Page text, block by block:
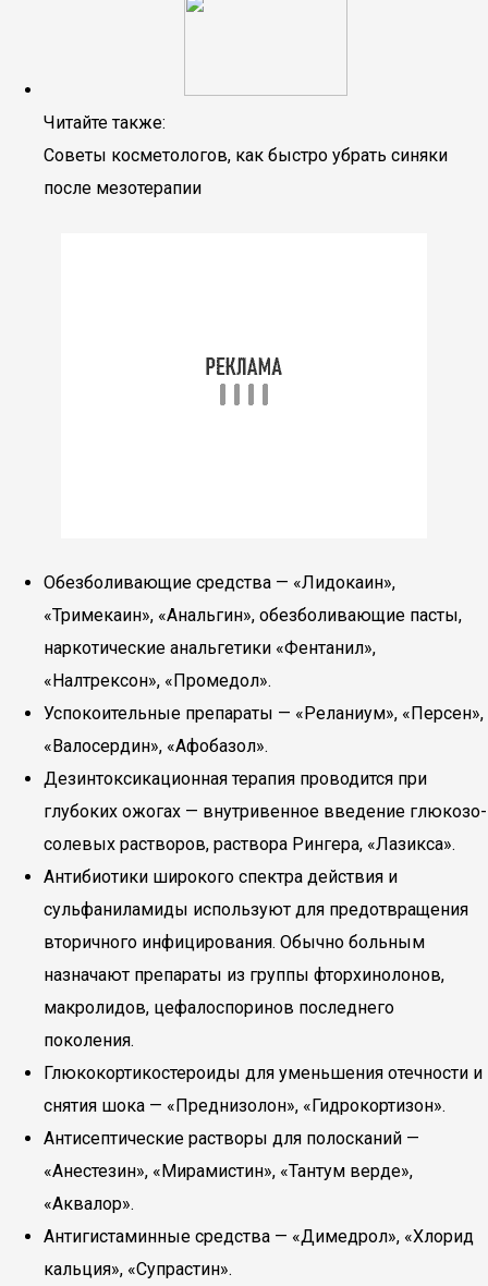
Читайте также:
Советы косметологов, как быстро убрать синяки
после мезотерапии
Обезболивающие средства — «Лидокаин»,
«Тримекаин», «Анальгин», обезболивающие пасты,
наркотические анальгетики «Фентанил»,
«Налтрексон», «Промедол».
Успокоительные препараты — «Реланиум», «Персен»,
«Валосердин», «Афобазол».
Дезинтоксикационная терапия проводится при
глубоких ожогах — внутривенное введение глюкозо-
солевых растворов, раствора Рингера, «Лазикса».
Антибиотики широкого спектра действия и
сульфаниламиды используют для предотвращения
вторичного инфицирования. Обычно больным
назначают препараты из группы фторхинолонов,
макролидов, цефалоспоринов последнего
поколения.
Глюкокортикостероиды для уменьшения отечности и
снятия шока — «Преднизолон», «Гидрокортизон».
Антисептические растворы для полосканий —
«Анестезин», «Мирамистин», «Тантум верде»,
«Аквалор».
Антигистаминные средства — «Димедрол», «Хлорид
кальция», «Супрастин».